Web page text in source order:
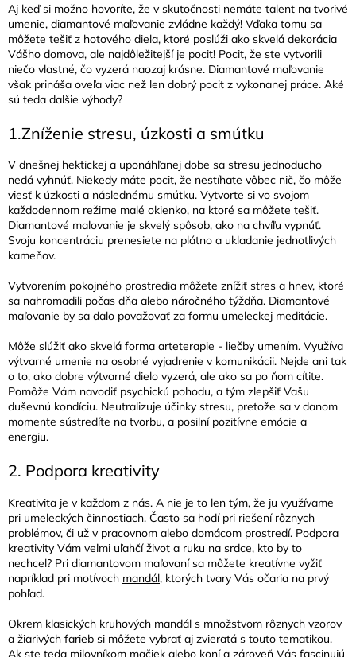
Aj keď si možno hovoríte, že v skutočnosti nemáte talent na tvorivé
umenie, diamantové maľovanie zvládne každý! Vďaka tomu sa
môžete tešiť z hotového diela, ktoré poslúži ako skvelá dekorácia
Vášho domova, ale najdôležitejší je pocit! Pocit, že ste vytvorili
niečo vlastné, čo vyzerá naozaj krásne. Diamantové maľovanie
však prináša oveľa viac než len dobrý pocit z vykonanej práce. Aké
sú teda ďalšie výhody?
1.Zníženie stresu, úzkosti a smútku
V dnešnej hektickej a uponáhľanej dobe sa stresu jednoducho
nedá vyhnúť. Niekedy máte pocit, že nestíhate vôbec nič, čo môže
viesť k úzkosti a následnému smútku. Vytvorte si vo svojom
každodennom režime malé okienko, na ktoré sa môžete tešiť.
Diamantové maľovanie je skvelý spôsob, ako na chvíľu vypnúť.
Svoju koncentráciu prenesiete na plátno a ukladanie jednotlivých
kameňov.
Vytvorením pokojného prostredia môžete znížiť stres a hnev, ktoré
sa nahromadili počas dňa alebo náročného týždňa. Diamantové
maľovanie by sa dalo považovať za formu umeleckej meditácie.
Môže slúžiť ako skvelá forma arteterapie - liečby umením. Využíva
výtvarné umenie na osobné vyjadrenie v komunikácii. Nejde ani tak
o to, ako dobre výtvarné dielo vyzerá, ale ako sa po ňom cítite.
Pomôže Vám navodiť psychickú pohodu, a tým zlepšiť Vašu
duševnú kondíciu. Neutralizuje účinky stresu, pretože sa v danom
momente sústredíte na tvorbu, a posilní pozitívne emócie a
energiu.
2. Podpora kreativity
Kreativita je v každom z nás. A nie je to len tým, že ju využívame
pri umeleckých činnostiach. Často sa hodí pri riešení rôznych
problémov, či už v pracovnom alebo domácom prostredí. Podpora
kreativity Vám veľmi uľahčí život a ruku na srdce, kto by to
nechcel? Pri diamantovom maľovaní sa môžete kreatívne vyžiť
napríklad pri motívoch mandál, ktorých tvary Vás očaria na prvý
pohľad.
Okrem klasických kruhových mandál s množstvom rôznych vzorov
a žiarivých farieb si môžete vybrať aj zvieratá s touto tematikou.
Ak ste teda milovníkom mačiek alebo koní a zároveň Vás fascinujú